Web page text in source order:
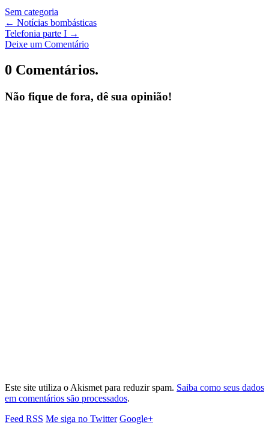
Sem categoria
← Notícias bombásticas
Telefonia parte I →
Deixe um Comentário
0 Comentários.
Não fique de fora, dê sua opinião!
Este site utiliza o Akismet para reduzir spam. Saiba como seus dados
em comentários são processados.
Feed RSS Me siga no Twitter Google+